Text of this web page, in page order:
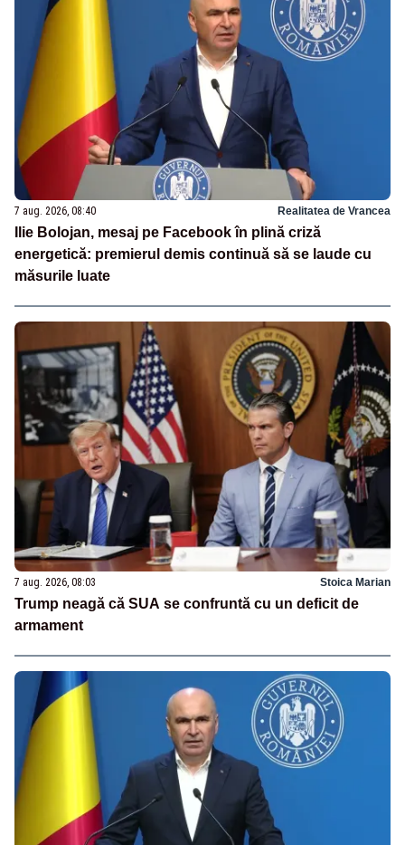
7 aug. 2026, 08:40 Realitatea de Vrancea
Ilie Bolojan, mesaj pe Facebook în plină criză
energetică: premierul demis continuă să se laude cu
măsurile luate
7 aug. 2026, 08:03 Stoica Marian
Trump neagă că SUA se confruntă cu un deficit de
armament